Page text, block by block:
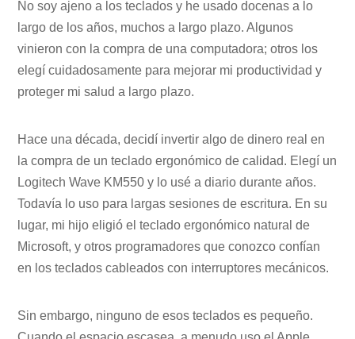
No soy ajeno a los teclados y he usado docenas a lo
largo de los años, muchos a largo plazo. Algunos
vinieron con la compra de una computadora; otros los
elegí cuidadosamente para mejorar mi productividad y
proteger mi salud a largo plazo.
Hace una década, decidí invertir algo de dinero real en
la compra de un teclado ergonómico de calidad. Elegí un
Logitech Wave KM550 y lo usé a diario durante años.
Todavía lo uso para largas sesiones de escritura. En su
lugar, mi hijo eligió el teclado ergonómico natural de
Microsoft, y otros programadores que conozco confían
en los teclados cableados con interruptores mecánicos.
Sin embargo, ninguno de esos teclados es pequeño.